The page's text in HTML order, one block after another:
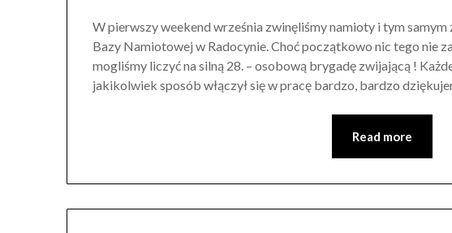
W pierwszy weekend września zwinęliśmy namioty i tym
Bazy Namiotowej w Radocynie. Choć początkowo nic tego nie
mogliśmy liczyć na silną 28. – osobową brygadę zwijającą !
jakikolwiek sposób włączył się w pracę bardzo, bardzo
Read more